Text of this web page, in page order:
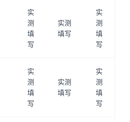
实
测
填
写
实测
填写
实
测
填
写
实
测
填
写
实测
填写
实
测
填
写